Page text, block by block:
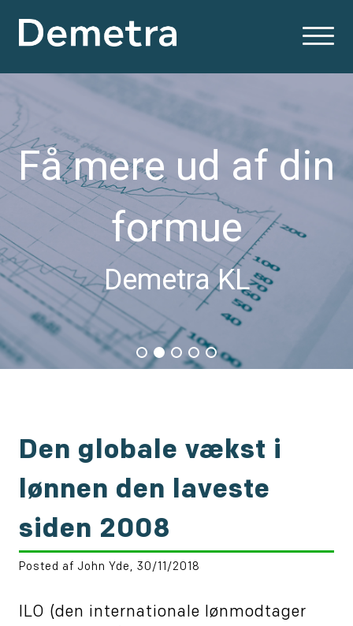
Få mere ud af din
formue
Demetra KL
Den globale vækst i
lønnen den laveste
siden 2008
Posted af John Yde, 30/11/2018
ILO (den internationale lønmodtager